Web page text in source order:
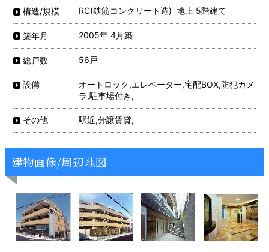
構造/規模 RC(鉄筋コンクリート造) 地上 5階建て
築年月 2005年 4月築
総戸数 56戸
設備
オートロック,エレベーター,宅配BOX,防犯カメ
ラ,駐車場付き,
その他 駅近,分譲賃貸,
建物画像/周辺地図